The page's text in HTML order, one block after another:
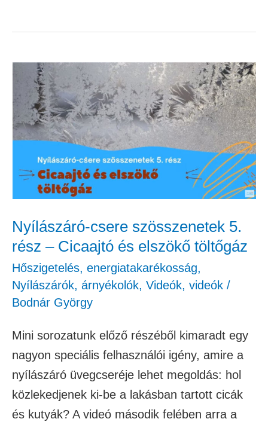
Nyílászáró-csere szösszenetek 5.
rész – Cicaajtó és elszökő töltőgáz
Hőszigetelés, energiatakarékosság,
Nyílászárók, árnyékolók, Videók, videók /
Bodnár György
Mini sorozatunk előző részéből kimaradt egy
nagyon speciális felhasználói igény, amire a
nyílászáró üvegcseréje lehet megoldás: hol
közlekedjenek ki-be a lakásban tartott cicák
és kutyák? A videó második felében arra a
Nyílászáró-
csere
szösszenetek
5.
Cicaajtó
elszökő
töltőgáz